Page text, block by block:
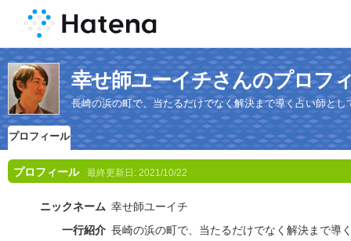
幸せ師ユーイチさんのプロフ
長崎の浜の町で、当たるだけでなく解決まで導く占い師とし
プロフィール
プロフィール 最終更新日: 2021/10/22
ニックネーム 幸せ師ユーイチ
一行紹介 長崎の浜の町で、当たるだけでなく解決まで導